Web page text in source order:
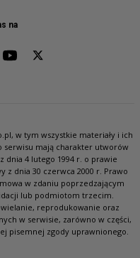
na
w tym wszystkie materiały i ich
serwisu mają charakter utworów
dnia 4 lutego 1994 r. o prawie
z dnia 30 czerwca 2000 r. Prawo
w zdaniu poprzedzającym
lub podmiotom trzecim.
reprodukowanie oraz
w serwisie, zarówno w części,
pisemnej zgody uprawnionego.